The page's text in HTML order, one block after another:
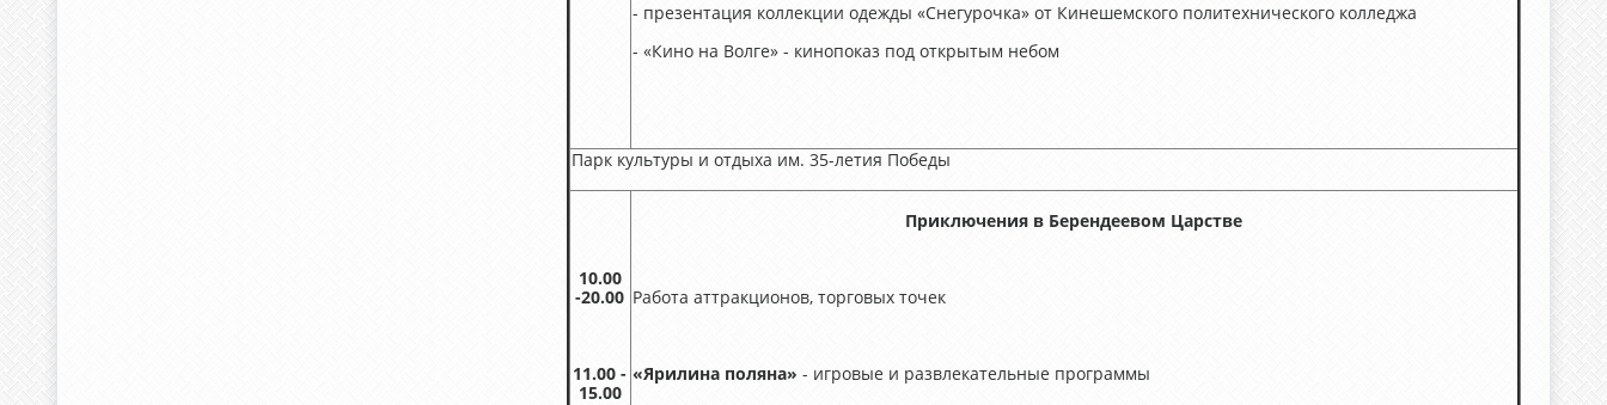
- презентация коллекции одежды «Снегурочка» от Кинешемского политехнического колледжа
- «Кино на Волге» - кинопоказ под открытым небом
Парк культуры и отдыха им. 35-летия Победы
10.00
-20.00
11.00 -
15.00
Приключения в Берендеевом Царстве
Работа аттракционов, торговых точек
«Ярилина поляна» - игровые и развлекательные программы